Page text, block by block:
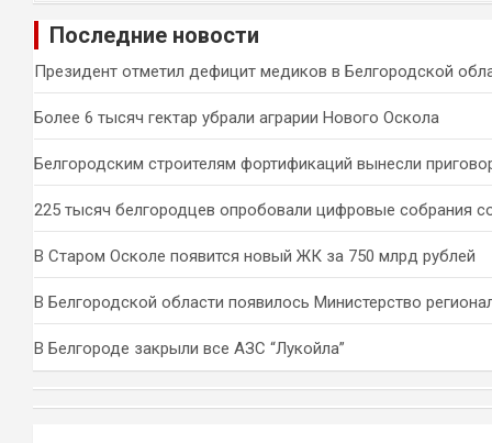
и
Последние новости
Президент отметил дефицит медиков в Белгородской
Более 6 тысяч гектар убрали аграрии Нового Оскола
Белгородским строителям фортификаций вынесли
225 тысяч белгородцев опробовали цифровые собрания
В Старом Осколе появится новый ЖК за 750 млрд рублей
В Белгородской области появилось Министерство
В Белгороде закрыли все АЗС “Лукойла”